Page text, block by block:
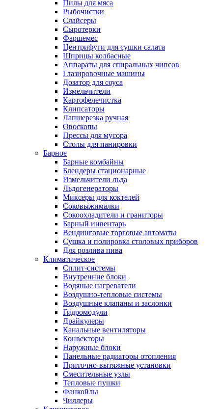
Пилы для мяса
Рыбочистки
Слайсеры
Сыротерки
Фаршемес
Центрифуги для сушки салата
Шприцы колбасные
Аппараты для спиральных чипсов
Глазировочные машины
Дозатор для соуса
Измельчители
Картофелечистка
Клипсаторы
Лапшерезка ручная
Овоскопы
Прессы для мусора
Столы для панировки
Барное
Барные комбайны
Блендеры стационарные
Измельчители льда
Льдогенераторы
Миксеры для коктелей
Соковыжималки
Сокоохладители и граниторы
Барный инвентарь
Вендинговые торговые автоматы
Сушка и полировка столовых приборов
Для розлива пива
Климатическое
Сплит-системы
Внутренние блоки
Водяные нагреватели
Воздушно-тепловые системы
Воздушные клапаны и заслонки
Гидромодули
Драйкулеры
Канальные вентиляторы
Конвекторы
Наружные блоки
Панельные радиаторы отопления
Приточно-вытяжные установки
Смесительные узлы
Тепловые пушки
Фанкойлы
Чиллеры